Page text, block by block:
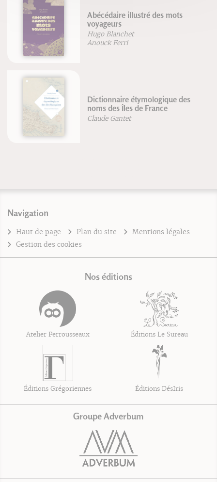
Abécédaire illustré des mots
voyageurs
Hugo Blanchet
Anouck Ferri
Dictionnaire étymologique des
noms des Îles de France
Claude Gantet
Navigation
Haut de page Plan du site
Mentions légales
Gestion des cookies
Nos éditions
Atelier Perrousseaux Éditions Le Sureau
Éditions Grégoriennes Éditions DésIris
Groupe Adverbum